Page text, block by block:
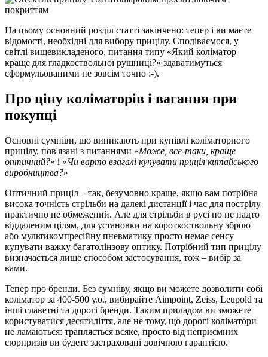
На цьому основний розділ статті закінчено: тепер і ви маєте
відомості, необхідні для вибору прицілу. Сподіваємося, у
світлі вищевикладеного, питання типу «Який коліматор
краще для гладкоствольної рушниці?» здаватимуться
сформульованими не зовсім точно :-).
Про ціну коліматорів і вагання при
покупці
Основні сумніви, що виникають при купівлі коліматорного
прицілу, пов'язані з питаннями «Може, все-таки, краще
оптичний?» і «Чи варто взагалі купувати приціл китайського
виробництва?»
Оптичний приціл – так, безумовно краще, якщо вам потрібна
висока точність стрільби на далекі дистанції і час для пострілу
практично не обмежений. Але для стрільби в русі по не надто
віддаленим цілям, для установки на короткоствольну зброю
або мультикомпресійну пневматику просто немає сенсу
купувати важку багатолінзову оптику. Потрібний тип прицілу
визначається лише способом застосування, тож – вибір за
вами.
Тепер про бренди. Без сумніву, якщо ви можете дозволити собі
коліматор за 400-500 у.о., вибирайте Aimpoint, Zeiss, Leupold та
інші славетні та дорогі бренди. Таким приладом ви зможете
користуватися десятиліття, але не тому, що дорогі коліматори
не ламаються: трапляється всяке, просто від неприємних
сюрпризів ви будете застраховані довічною гарантією.